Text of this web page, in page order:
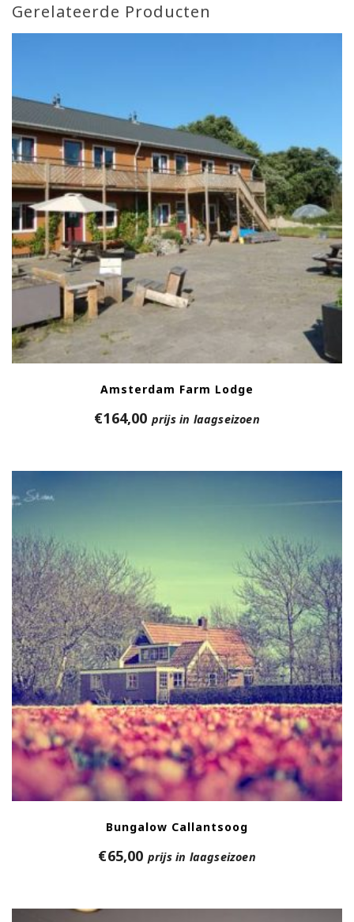
Gerelateerde Producten
Amsterdam Farm Lodge
€164,00 prijs in laagseizoen
Bungalow Callantsoog
€65,00 prijs in laagseizoen